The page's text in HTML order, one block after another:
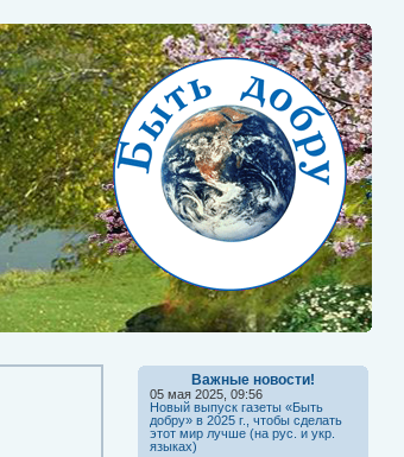
Важные новости!
05 мая 2025, 09:56
Новый выпуск газеты «Быть
добру» в 2025 г., чтобы сделать
этот мир лучше (на рус. и укр.
языках)